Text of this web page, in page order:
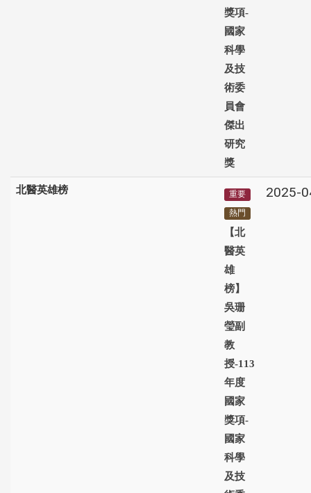
獎項-
國家
科學
及技
術委
員會
傑出
研究
獎
北醫英雄榜
重要
熱門
【北
醫英
雄
榜】
吳珊
瑩副
教
授-113
年度
國家
獎項-
國家
科學
及技
2025-